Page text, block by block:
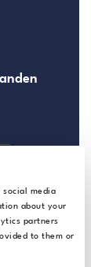
social media
about your
partners
to them or